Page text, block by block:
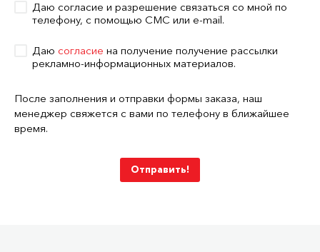
Даю согласие и разрешение связаться со мной по
телефону, с помощью СМС или e-mail.
Даю согласие на получение получение рассылки
рекламно-информационных материалов.
После заполнения и отправки формы заказа, наш
менеджер свяжется с вами по телефону в ближайшее
время.
Отправить!